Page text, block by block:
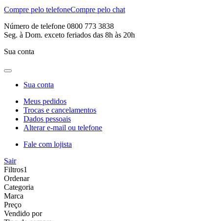
Compre pelo telefoneCompre pelo chat
Número de telefone 0800 773 3838
Seg. à Dom. exceto feriados das 8h às 20h
Sua conta
Sua conta
Meus pedidos
Trocas e cancelamentos
Dados pessoais
Alterar e-mail ou telefone
Fale com lojista
Sair
Filtros1
Ordenar
Categoria
Marca
Preço
Vendido por